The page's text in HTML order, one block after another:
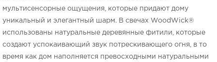
мультисенсорные ощущения, которые придают дому
уникальный и элегантный шарм. В свечах WoodWick®
использованы натуральные деревянные фитили, которые
создают успокаивающий звук потрескивающего огня, в то
время как дом наполняется превосходными натуральными